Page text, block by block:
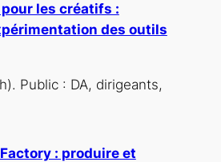
pour les créatifs :
des outils
Public : DA, dirigeants,
: produire et